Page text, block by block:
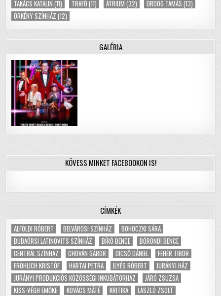
TAKÁCS KATALIN (11) TRAFÓ (11) ÁTRIUM (32) ÖRDÖG TAMÁS (13)
ÖRKÉNY SZÍNHÁZ (12)
GALÉRIA
KÖVESS MINKET FACEBOOKON IS!
CÍMKÉK
ALFÖLDI RÓBERT BELVÁROSI SZÍNHÁZ
BOHOCZKI SÁRA
BUDAÖRSI LATINOVITS SZÍNHÁZ
BÍRÓ BENCE
BÖRÖNDI BENCE
CENTRÁL SZÍNHÁZ
CHOVÁN GÁBOR DICSŐ DÁNIEL
FEHÉR TIBOR
FRÖHLICH KRISTÓF
HARTAI PETRA ILYÉS RÓBERT
JURÁNYI HÁZ
JURÁNYI PRODUKCIÓS KÖZÖSSÉGI INKUBÁTORHÁZ
JÁRÓ ZSUZSA
KISS-VÉGH EMŐKE
KOVÁCS MÁTÉ KRITIKA LÁSZLÓ ZSOLT